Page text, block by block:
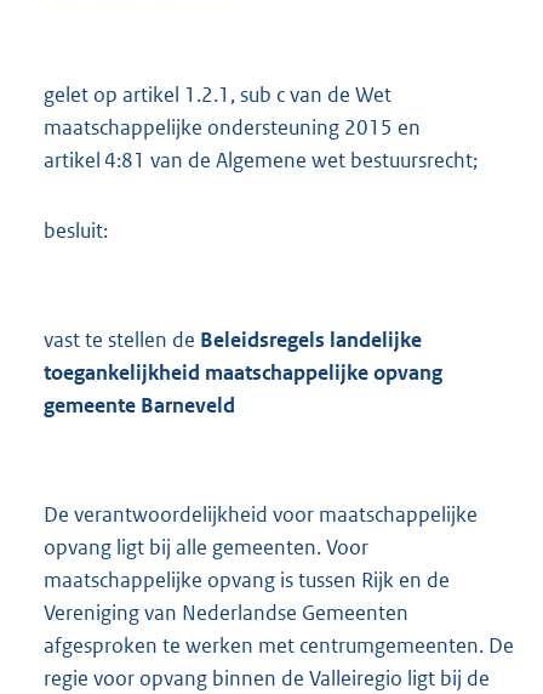
gelet op artikel 1.2.1, sub c van de Wet
maatschappelijke ondersteuning 2015 en
artikel 4:81 van de Algemene wet bestuursrecht;
besluit:
vast te stellen de Beleidsregels landelijke
toegankelijkheid maatschappelijke opvang
gemeente Barneveld
De verantwoordelijkheid voor maatschappelijke
opvang ligt bij alle gemeenten. Voor
maatschappelijke opvang is tussen Rijk en de
Vereniging van Nederlandse Gemeenten
afgesproken te werken met centrumgemeenten. De
regie voor opvang binnen de Valleiregio ligt bij de